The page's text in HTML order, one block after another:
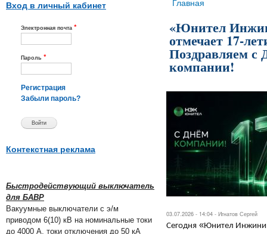
Вход в личный кабинет
Электронная почта *
Пароль *
Регистрация
Забыли пароль?
Контекстная реклама
Быстродействующий выключатель
для БАВР
Вакуумные выключатели с э/м
приводом 6(10) кВ на номинальные токи
до 4000 А, токи отключения до 50 кА
Вы здесь
Главная
«Юнител
отмечает 17-
Поздравляем с
компании!
03.07.2026 - 14:04 - Игнатов Сергей
Сегодня «Юнител